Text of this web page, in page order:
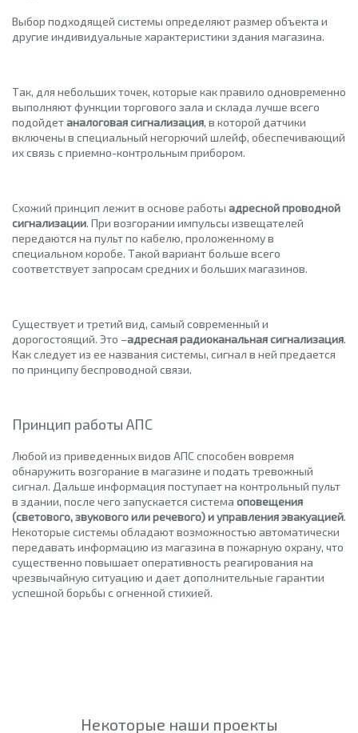
Выбор подходящей системы определяют размер объекта и
другие индивидуальные характеристики здания магазина.
Так, для небольших точек, которые как правило одновременно
выполняют функции торгового зала и склада лучше всего
подойдетаналоговая сигнализация, в которой датчики
включены в специальный негорючий шлейф, обеспечивающий
их связь с приемно-контрольным прибором.
Схожий принцип лежит в основе работы адресной проводной
сигнализации. При возгорании импульсы извещателей
передаются на пульт по кабелю, проложенному в
специальном коробе. Такой вариант больше всего
соответствует запросам средних и больших магазинов.
Существует и третий вид, самый современный и
дорогостоящий. Это –адресная радиоканальная сигнализация.
Как следует из ее названия системы, сигнал в ней предается
по принципу беспроводной связи.
Принцип работы АПС
Любой из приведенных видов АПС способен вовремя
обнаружить возгорание в магазине и подать тревожный
сигнал. Дальше информация поступает на контрольный пульт
в здании, после чего запускается система оповещения
(светового, звукового или речевого) и управления эвакуацией.
Некоторые системы обладают возможностью автоматически
передавать информацию из магазина в пожарную охрану, что
существенно повышает оперативность реагирования на
чрезвычайную ситуацию и дает дополнительные гарантии
успешной борьбы с огненной стихией.
Некоторые наши проекты